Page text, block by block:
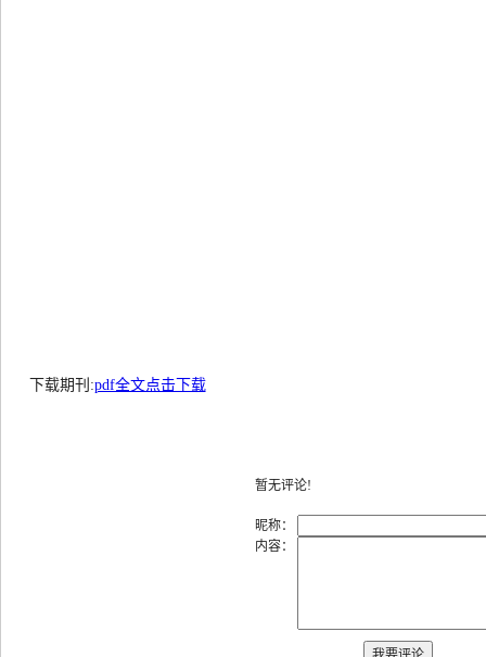
下载期刊:pdf全文点击下载
暂无评论!
昵称：
内容：